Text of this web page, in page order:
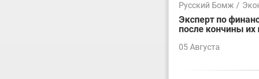
Русский Бомж /
Эксперт по
после кончины их
05 Августа